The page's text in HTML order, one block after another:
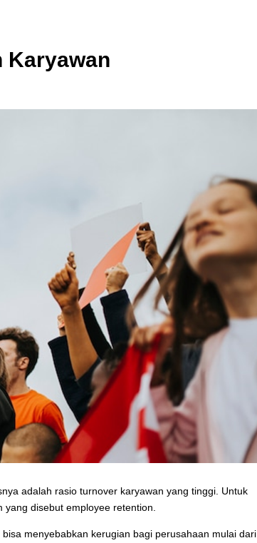
Karyawan
adalah rasio turnover karyawan yang tinggi. Untuk
disebut employee retention.
menyebabkan kerugian bagi perusahaan mulai dari